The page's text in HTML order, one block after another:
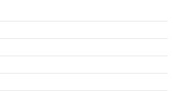
Analizi ile